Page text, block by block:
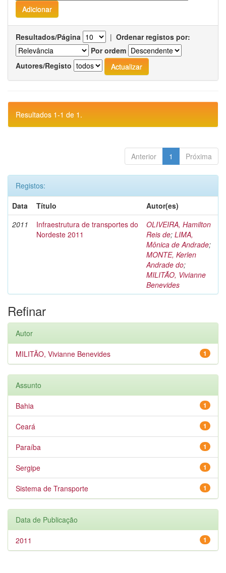
Resultados/Página | Ordenar registos por:
Por ordem
Autores/Registo
Resultados 1-1 de 1.
Anterior 1 Próxima
Registos:
Data
Título
Autor(es)
2011
Infraestrutura de transportes do
Nordeste 2011
OLIVEIRA, Hamilton
Reis de; LIMA,
Mônica de Andrade;
MONTE, Kerlen
Andrade do;
MILITÃO, Vivianne
Benevides
Refinar
Autor
1
MILITÃO, Vivianne Benevides
Assunto
1
Bahia
1
Ceará
1
Paraíba
1
Sergipe
1
Sistema de Transporte
Data de Publicação
1
2011